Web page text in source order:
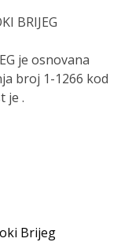
BRIJEG
je osnovana
broj 1-1266 kod
je .
Brijeg